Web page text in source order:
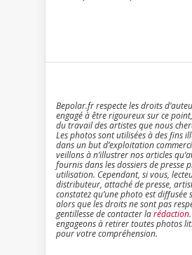
Bepolar.fr respecte les droits
engagé à être rigoureux sur ce
du travail des artistes que nous
Les photos sont utilisées à des fins
dans un but d’exploitation
veillons à n’illustrer nos articles
fournis dans les dossiers de presse
utilisation. Cependant, si vous,
distributeur, attaché de presse,
constatez qu’une photo est
alors que les droits ne sont pas
gentillesse de contacter larédaction
engageons à retirer toutes photos
pour votre compréhension.